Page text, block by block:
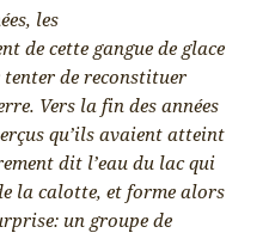
les
de cette gangue de glace
de reconstituer
Vers la fin des années
qu’ils avaient atteint
dit l’eau du lac qui
la calotte, et forme alors
un groupe de